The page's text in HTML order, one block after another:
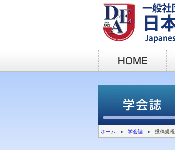
ホーム 学会誌 投稿規程